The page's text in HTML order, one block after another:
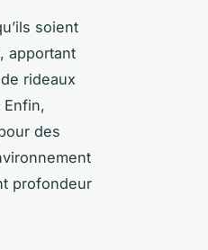
soient
apportant
rideaux
des
profondeur